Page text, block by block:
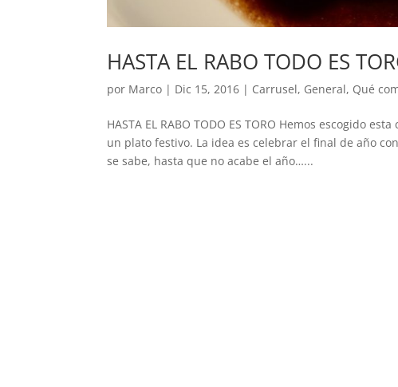
HASTA EL RABO TODO ES
por Marco | Dic 15, 2016 | Carrusel, General, Qué
HASTA EL RABO TODO ES TORO Hemos escogido
un plato festivo. La idea es celebrar el final de año
se sabe, hasta que no acabe el año…...